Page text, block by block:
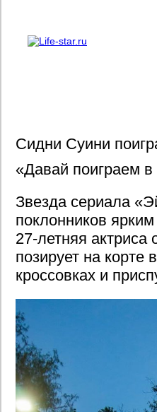
Сидни Суини
«Давай поиграем
Звезда сериала
поклонников
27-летняя
позирует на корте
кроссовках и